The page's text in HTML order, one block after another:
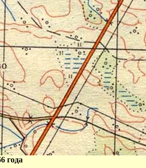
года